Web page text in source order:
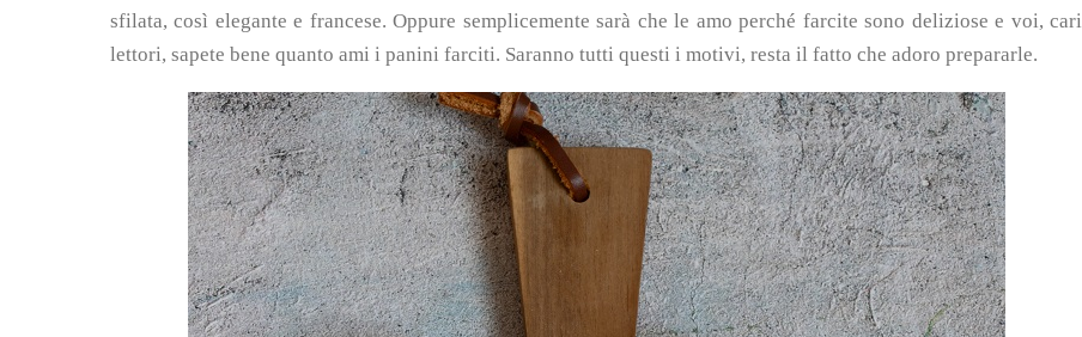
sfilata, così elegante e francese. Oppure semplicemente sarà che le amo perché farcite sono deliziose e voi, cari
lettori, sapete bene quanto ami i panini farciti. Saranno tutti questi i motivi, resta il fatto che adoro prepararle.